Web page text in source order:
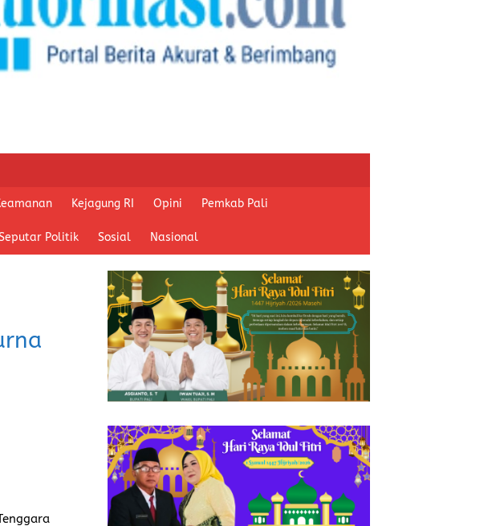
Kejagung RI Opini Pemkab Pali
Politik Sosial Nasional